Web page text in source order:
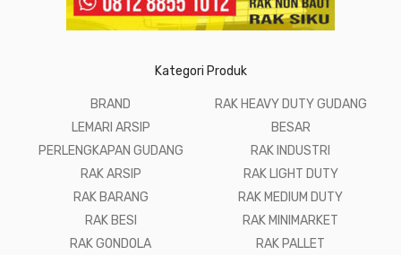
Kategori Produk
BRAND
LEMARI ARSIP
PERLENGKAPAN GUDANG
RAK ARSIP
RAK BARANG
RAK BESI
RAK GONDOLA
RAK HEAVY DUTY GUDANG
BESAR
RAK INDUSTRI
RAK LIGHT DUTY
RAK MEDIUM DUTY
RAK MINIMARKET
RAK PALLET